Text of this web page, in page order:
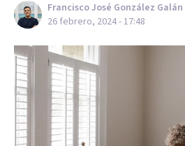
Francisco José González Galán
26 febrero, 2024 - 17:48